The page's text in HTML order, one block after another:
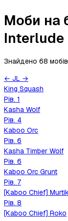
Моби на
Interlude
Знайдено 68 мобів
← JL →
King Squash
Рів. 1
Kasha Wolf
Рів. 4
Kaboo Orc
Рів. 6
Kasha Timber Wolf
Рів. 6
Kaboo Orc Grunt
Рів. 7
[Kaboo Chief]
Рів. 8
[Kaboo Chief] Roko